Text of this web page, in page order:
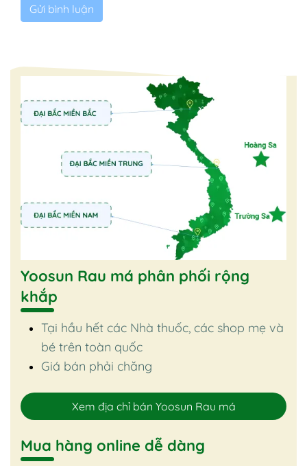
Yoosun Rau má phân phối rộng
khắp
Tại hầu hết các Nhà thuốc, các shop mẹ và
bé trên toàn quốc
Giá bán phải chăng
Xem địa chỉ bán Yoosun Rau má
Mua hàng online dễ dàng